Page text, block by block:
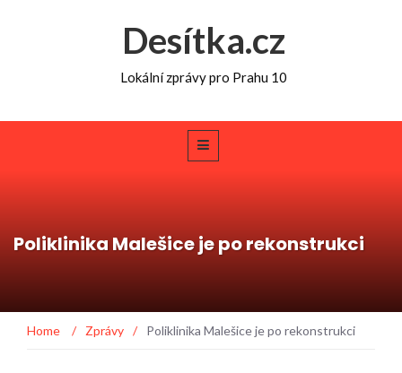
Desítka.cz
Lokální zprávy pro Prahu 10
Poliklinika Malešice je po rekonstrukci
Home / Zprávy / Poliklinika Malešice je po rekonstrukci